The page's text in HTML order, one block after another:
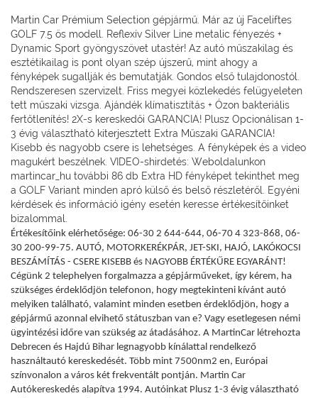
Martin Car Prémium Selection gépjármű. Már az új Faceliftes
GOLF 7.5 ös modell. Reflexív Silver Line metalic fényezés +
Dynamic Sport gyöngyszövet utastér! Az autó műszakilag és
esztétikailag is pont olyan szép újszerű, mint ahogy a
fényképek sugallják és bemutatják. Gondos első tulajdonostól.
Rendszeresen szervizelt. Friss megyei közlekedés felügyeleten
tett műszaki vizsga. Ajándék klímatisztítás + Ózon bakteriális
fertőtlenítés! 2X-s kereskedői GARANCIA! Plusz Opcionálisan 1-
3 évig választható kiterjesztett Extra Műszaki GARANCIA!
Kisebb és nagyobb csere is lehetséges. A fényképek és a video
magukért beszélnek. VIDEO-shirdetés: Weboldalunkon
martincar_hu további 86 db Extra HD fényképet tekinthet meg
a GOLF Variant minden apró külső és belső részletéről. Egyéni
kérdések és információ igény esetén keresse értékesítőinket
bizalommal.
Értékesítőink elérhetősége: 06-30 2 644-644, 06-70 4 323-868, 06-
30 200-99-75. AUTÓ, MOTORKERÉKPÁR, JET-SKI, HAJÓ, LAKÓKOCSI
BESZÁMÍTÁS - CSERE KISEBB és NAGYOBB ÉRTÉKŰRE EGYARÁNT!
Cégünk 2 telephelyen forgalmazza a gépjárműveket, így kérem, ha
szükséges érdeklődjön telefonon, hogy megtekinteni kívánt autó
melyiken található, valamint minden esetben érdeklődjön, hogy a
gépjármű azonnal elvihető státuszban van e? Vagy esetlegesen némi
ügyintézési időre van szükség az átadásához. A MartinCar létrehozta
Debrecen és Hajdú Bihar legnagyobb kínálattal rendelkező
használtautó kereskedését. Több mint 7500nm2 en, Európai
színvonalon a város két frekventált pontján. Martin Car
Autókereskedés alapítva 1994. Autóinkat Plusz 1-3 évig választható